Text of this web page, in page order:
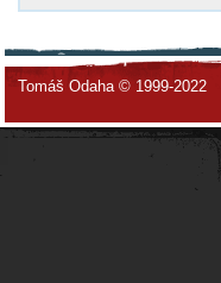
Tomáš Odaha © 1999-2022